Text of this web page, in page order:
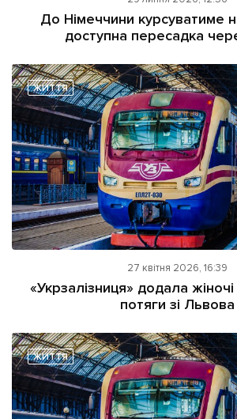
Інтерв'ю
Картки
Репортаж
Розслідування
Погляди
Ініціативи
Лонгріди
Прес-
Фото/
Made in
Зв'язатися з нами
Реклама на сайті
Політика конфіденційності
Наші соц мережі
До Німеччини курсуватиме
доступна пересадка
ЖИТТЯ
27 квітня 2026, 16:39
«Укрзалізниця» додала
потяги зі Львова
ЖИТТЯ